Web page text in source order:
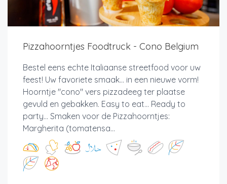
Pizzahoorntjes Foodtruck - Cono Belgium
Bestel eens echte Italiaanse streetfood voor uw
feest! Uw favoriete smaak... in een nieuwe vorm!
Hoorntje "cono" vers pizzadeeg ter plaatse
gevuld en gebakken. Easy to eat... Ready to
party... Smaken voor de Pizzahoorntjes:
Margherita (tomatensa...